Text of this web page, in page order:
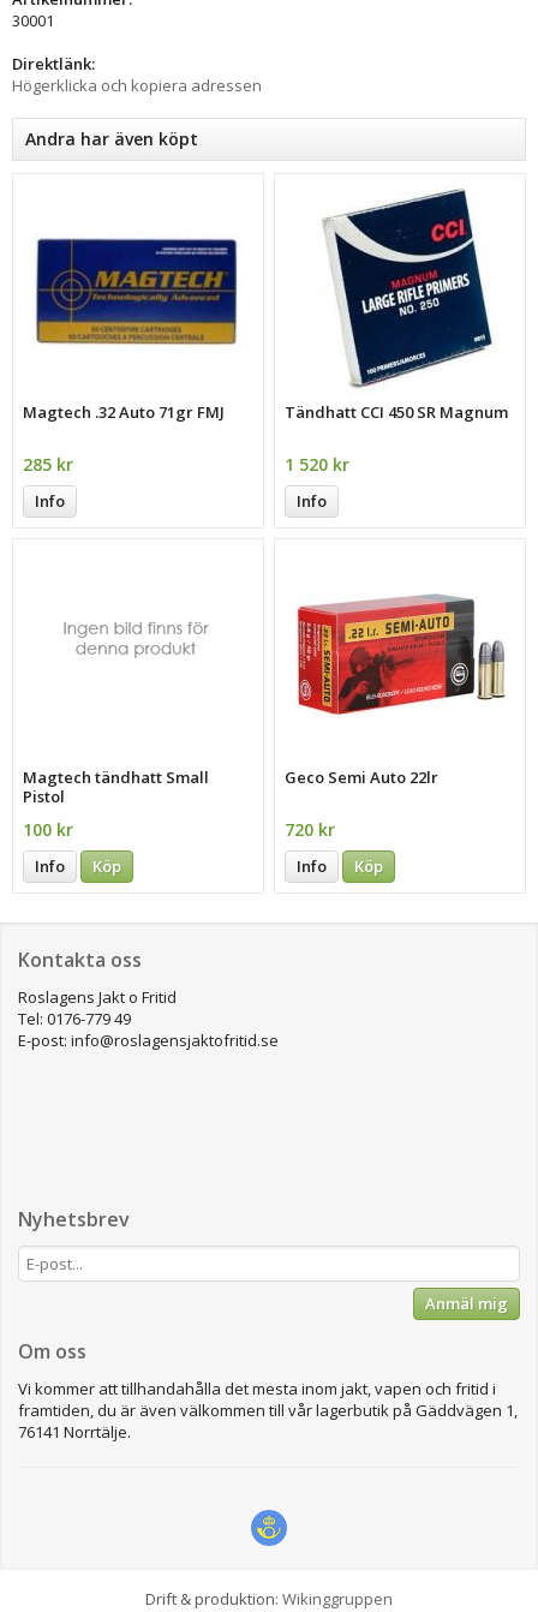
30001
Direktlänk:
Högerklicka och kopiera adressen
Andra har även köpt
Magtech .32 Auto 71gr FMJ
285 kr
Info
Tändhatt CCI 450 SR Magnum
1 520 kr
Info
Magtech tändhatt Small
Pistol
100 kr
Info Köp
Geco Semi Auto 22lr
720 kr
Info Köp
Kontakta oss
Roslagens Jakt o Fritid
Tel: 0176-779 49
E-post: info@roslagensjaktofritid.se
Nyhetsbrev
Anmäl mig
Om oss
Vi kommer att tillhandahålla det mesta inom jakt, vapen och fritid i
framtiden, du är även välkommen till vår lagerbutik på Gäddvägen 1,
76141 Norrtälje.
Drift & produktion: Wikinggruppen